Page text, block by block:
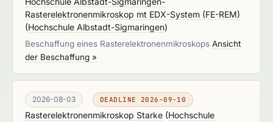
Rasterelektronenmikroskop mt EDX-System (FE-REM)
(Hochschule Albstadt-Sigmaringen)
Beschaffung eines Rasterelektronenmikroskops Ansicht
der Beschaffung »
2026-08-03 DEADLINE 2026-09-10
Rasterelektronenmikroskop Starke (Hochschule